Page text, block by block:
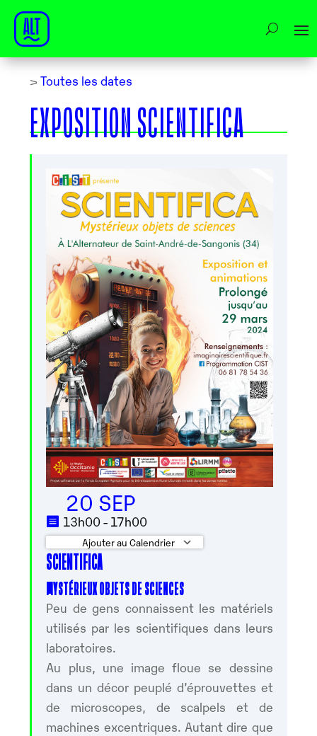
> Toutes les dates
EXPOSITION SCIENTIFICA
20 SEP
13h00 - 17h00
Ajouter au Calendrier
Télécharger ICS
SCIENTIFICA
MYSTÉRIEUX OBJETS DE SCIENCES
Peu de gens connaissent les matériels
utilisés par les scientifiques dans leurs
laboratoires.
Au plus, une image floue se dessine
dans un décor peuplé d’éprouvettes et
de microscopes, de scalpels et de
machines excentriques. Autant dire que